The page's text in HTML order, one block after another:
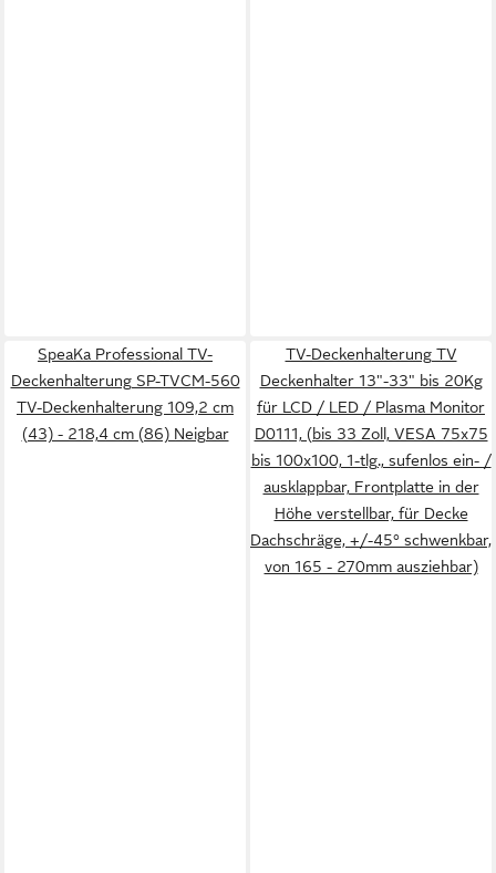
SpeaKa Professional TV-
Deckenhalterung SP-TVCM-560
TV-Deckenhalterung 109,2 cm
(43) - 218,4 cm (86) Neigbar
TV-Deckenhalterung TV
Deckenhalter 13"-33" bis 20Kg
für LCD / LED / Plasma Monitor
D0111, (bis 33 Zoll, VESA 75x75
bis 100x100, 1-tlg., sufenlos ein- /
ausklappbar, Frontplatte in der
Höhe verstellbar, für Decke
Dachschräge, +/-45° schwenkbar,
von 165 - 270mm ausziehbar)